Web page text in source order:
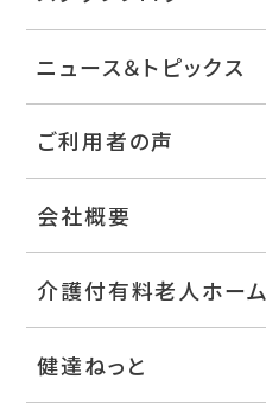
ニュース＆トピックス
ご利用者の声
会社概要
介護付有料老人ホーム
健達ねっと